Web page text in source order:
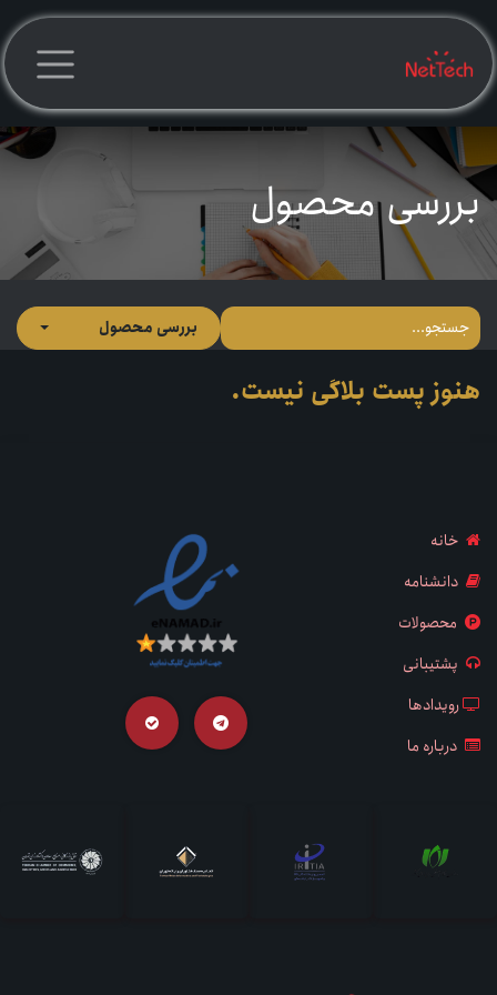
صرف نظر و مشاهده محتوا
بررسی محصول
بررسی محصول
هنوز پست بلاگی نیست.
خانه
دانشنامه
محصولات
پشتیبانی
رویدادها
درباره ما